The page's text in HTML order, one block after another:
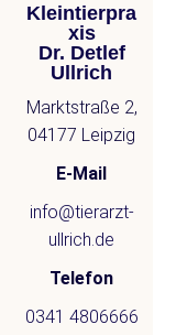
Kleintierpra
xis
Dr. Detlef
Ullrich
Marktstraße 2,
04177 Leipzig
E-Mail
info@tierarzt-
ullrich.de
Telefon
0341 4806666